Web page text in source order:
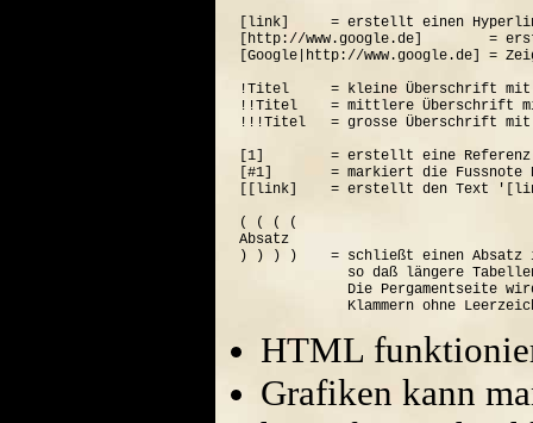
[link]     = erstellt einen
[http://www.google.de]        =
[Google|http://www.google.de] =
!Titel     = kleine Überschrift
!!Titel    = mittlere Überschrift
!!!Titel   = grosse Überschrift
[1]        = erstellt eine Referenz
[#1]       = markiert die Fussnote
[[link]    = erstellt den Text
( ( ( (
Absatz
) ) ) )    = schließt einen Absatz
so daß längere
Die Pergamentseite
HTML
Grafiken kann